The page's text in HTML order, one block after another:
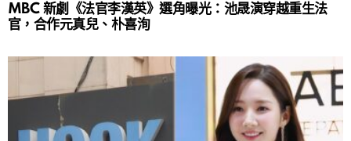
MBC 新劇《法官李漢英》選角曝光：池晟演穿越重生法
官，合作元真兒、朴喜洵